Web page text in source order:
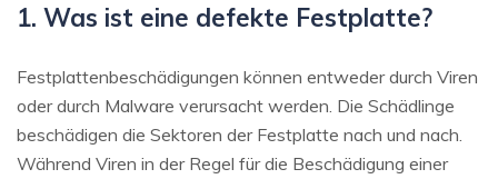
1. Was ist eine defekte Festplatte?
Festplattenbeschädigungen können entweder durch Viren
oder durch Malware verursacht werden. Die Schädlinge
beschädigen die Sektoren der Festplatte nach und nach.
Während Viren in der Regel für die Beschädigung einer